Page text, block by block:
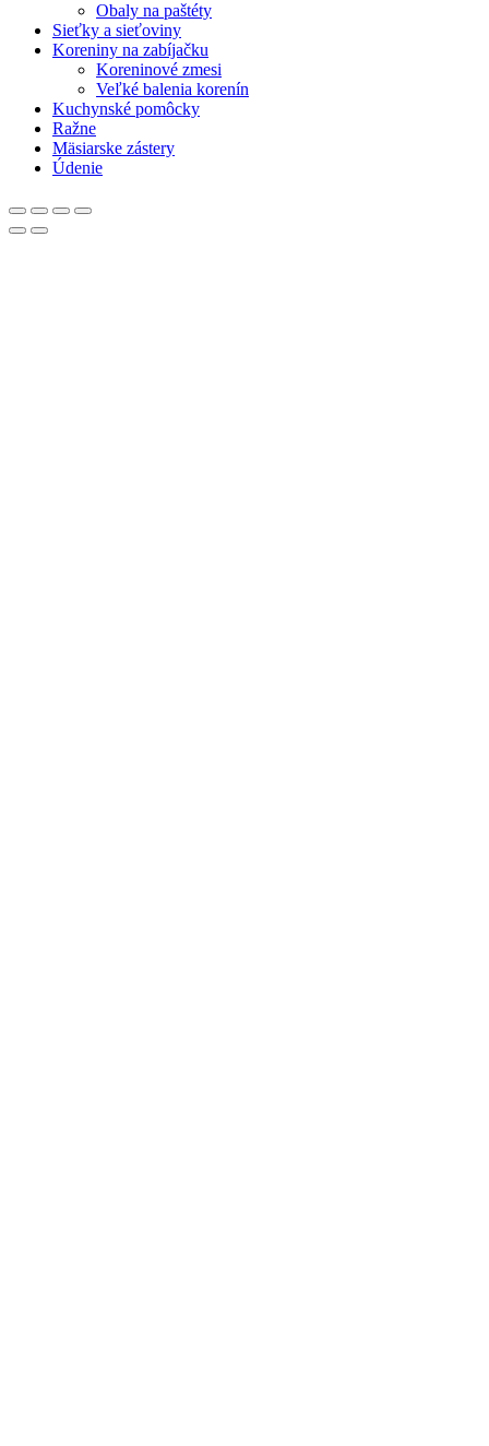
Obaly na paštéty
Sieťky a sieťoviny
Koreniny na zabíjačku
Koreninové zmesi
Veľké balenia korenín
Kuchynské pomôcky
Ražne
Mäsiarske zástery
Údenie